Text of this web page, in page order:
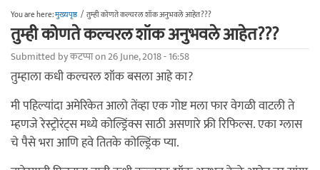
You are here:मुख्यपृष्ठ / तुम्ही कोणते कल्चरल शॉक अनुभवले आहेत???
तुम्ही कोणते कल्चरल शॉक अनुभवले आहेत???
Submitted byकटप्पाon 26 June, 2018 - 16:58
तुम्हाला कधी कल्चरल शॉक बसला आहे का?
मी पहिल्यांदा अमेरिकेत आलो तेंव्हा एक गोष्ट मला फार वेगळी वाटली ते
म्हणजे रेस्ट्रोरंट्स मध्ये कोल्ड्रिंक्स साठी असणारे फ्री रिफिल्स. एका ग्लास
चे पैसे भरा आणि हवे तितके कोल्ड्रिंक प्या.